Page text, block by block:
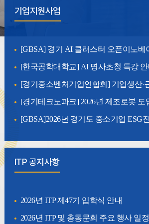
기업지원사업
ITP 공지사항
2026년 ITP 제47기 입학식 안내
2026년 ITP 및 총동문회 주요 행사 일정